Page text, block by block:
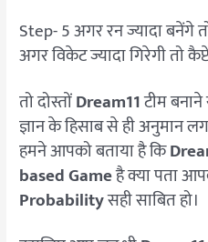
Step- 5 अगर रन ज्यादा बनेंगे
अगर विकेट ज्यादा गिरेगी तो
तो दोस्तोंDream11टीम
ज्ञान के हिसाब से ही अनुमान
हमने आपको बताया है कि
based Gameहै क्या पता
Probabilityसही साबित हो।